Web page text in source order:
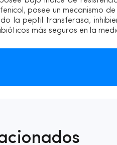
posee un mecanismo
la peptil transferasa,
más seguros en la